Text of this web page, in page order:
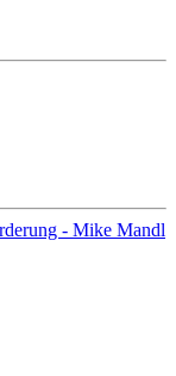
- Mike Mandl